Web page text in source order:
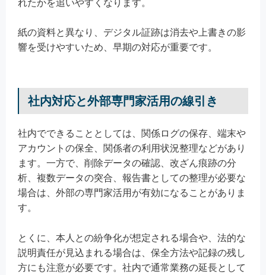
れたかを追いやすくなります。
紙の資料と異なり、デジタル証跡は消去や上書きの影
響を受けやすいため、早期の対応が重要です。
社内対応と外部専門家活用の線引き
社内でできることとしては、関係ログの保存、端末や
アカウントの保全、関係者の利用状況整理などがあり
ます。一方で、削除データの確認、改ざん痕跡の分
析、複数データの突合、報告書としての整理が必要な
場合は、外部の専門家活用が有効になることがありま
す。
とくに、本人との紛争化が想定される場合や、法的な
説明責任が見込まれる場合は、保全方法や記録の残し
方にも注意が必要です。社内で通常業務の延長として